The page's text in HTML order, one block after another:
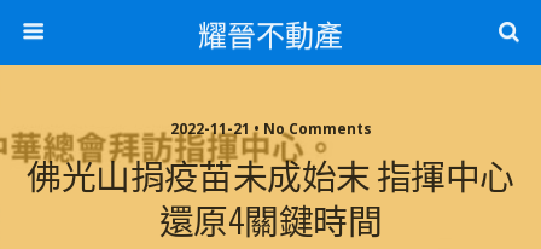
耀晉不動產
2022-11-21 • No Comments
佛光山捐疫苗未成始末 指揮中心
還原4關鍵時間